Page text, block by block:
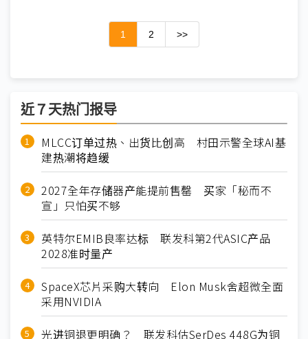
1 2 >>
近７天热门报导
MLCC订单过热、出货比创高 村田示警全球AI基
建热潮将趋缓
2027全年存储器产能提前售罄 买家「秘而不
宣」只怕买不够
英特尔EMIB良率达标 联发科第2代ASIC产品
2028准时量产
SpaceX芯片采购大转向 Elon Musk舍超微全面
采用NVIDIA
光进铜退更明确？ 联发科估SerDes 448G为铜